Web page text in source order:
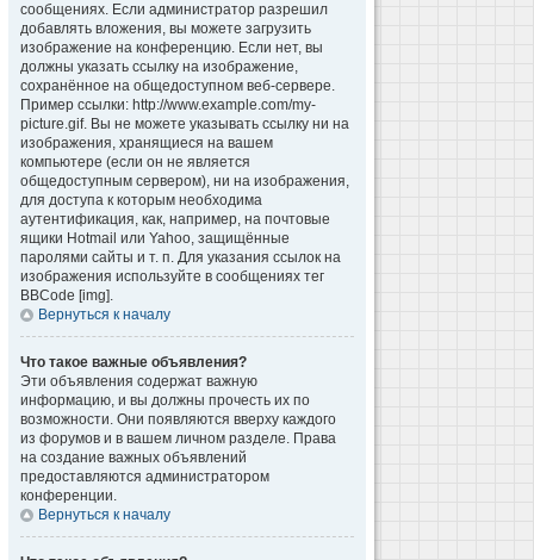
сообщениях. Если администратор разрешил
добавлять вложения, вы можете загрузить
изображение на конференцию. Если нет, вы
должны указать ссылку на изображение,
сохранённое на общедоступном веб-сервере.
Пример ссылки: http://www.example.com/my-
picture.gif. Вы не можете указывать ссылку ни на
изображения, хранящиеся на вашем
компьютере (если он не является
общедоступным сервером), ни на изображения,
для доступа к которым необходима
аутентификация, как, например, на почтовые
ящики Hotmail или Yahoo, защищённые
паролями сайты и т. п. Для указания ссылок на
изображения используйте в сообщениях тег
BBCode [img].
Вернуться к началу
Что такое важные объявления?
Эти объявления содержат важную
информацию, и вы должны прочесть их по
возможности. Они появляются вверху каждого
из форумов и в вашем личном разделе. Права
на создание важных объявлений
предоставляются администратором
конференции.
Вернуться к началу